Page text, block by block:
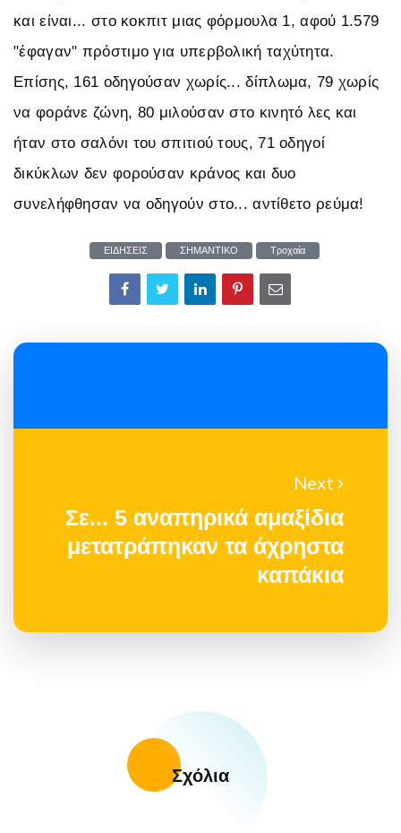
και είναι... στο κοκπιτ μιας φόρμουλα 1, αφού 1.579
"έφαγαν" πρόστιμο για υπερβολική ταχύτητα.
Επίσης, 161 οδηγούσαν χωρίς... δίπλωμα, 79 χωρίς
να φοράνε ζώνη, 80 μιλούσαν στο κινητό λες και
ήταν στο σαλόνι του σπιτιού τους, 71 οδηγοί
δικύκλων δεν φορούσαν κράνος και δυο
συνελήφθησαν να οδηγούν στο... αντίθετο ρεύμα!
ΕΙΔΗΣΕΙΣ ΣΗΜΑΝΤΙΚΟ Τροχαία
Next
Σε... 5 αναπηρικά αμαξίδια
μετατράπηκαν τα άχρηστα
καπάκια
Σχόλια